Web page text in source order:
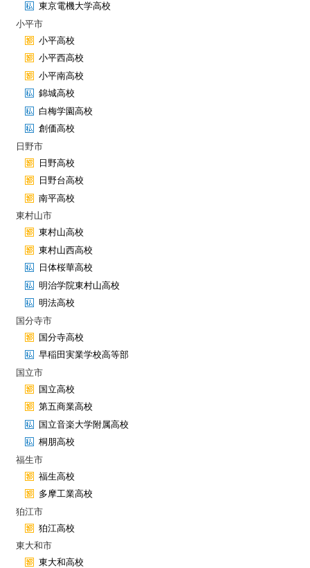
東京電機大学高校
小平市
小平高校
小平西高校
小平南高校
錦城高校
白梅学園高校
創価高校
日野市
日野高校
日野台高校
南平高校
東村山市
東村山高校
東村山西高校
日体桜華高校
明治学院東村山高校
明法高校
国分寺市
国分寺高校
早稲田実業学校高等部
国立市
国立高校
第五商業高校
国立音楽大学附属高校
桐朋高校
福生市
福生高校
多摩工業高校
狛江市
狛江高校
東大和市
東大和高校